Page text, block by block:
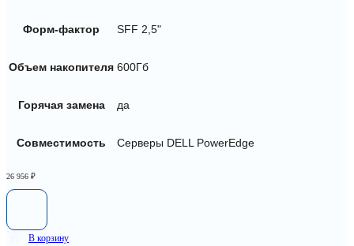
Форм-фактор SFF 2,5"
Объем накопителя 600Гб
Горячая замена да
Совместимость Серверы DELL PowerEdge
26 956 ₽
В корзину